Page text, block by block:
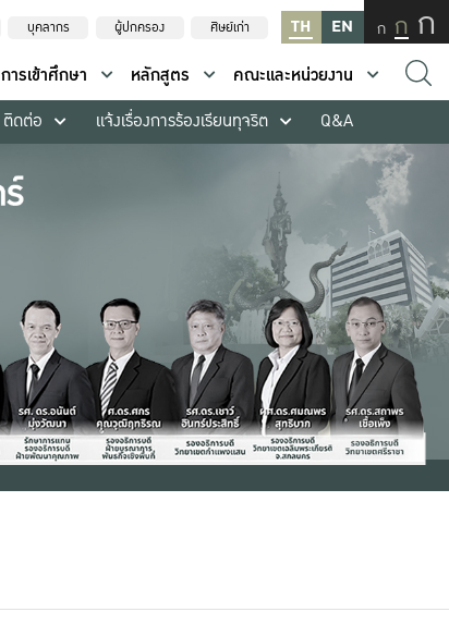
บุคลากร ผู้ปกครอง ศิษย์เก่า TH EN ก ก ก
การเข้าศึกษา หลักสูตร
คณะและหน่วยงาน
ติดต่อ แจ้งเรื่องการร้องเรียนทุจริต Q&A